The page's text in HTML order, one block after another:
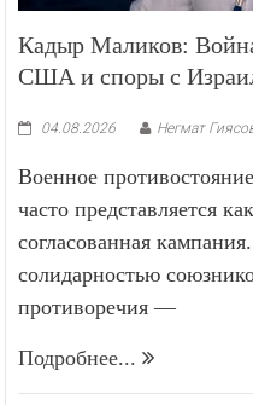
Кадыр Маликов:
США и споры с
04.08.2026 Негмат
Военное
часто представляется
согласованная
солидарностью
противоречия —
Подробнее...